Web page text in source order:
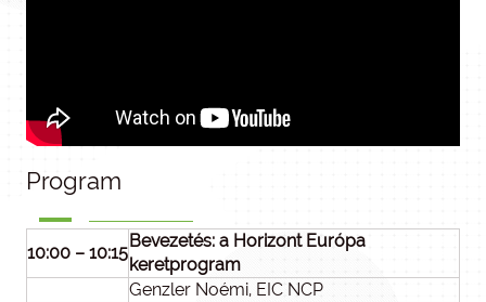
Program
10:00 – 10:15
Bevezetés: a Horizont Európa
keretprogram
Genzler Noémi, EIC NCP